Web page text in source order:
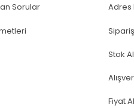
Sorular Adres
Stok
Fiyat